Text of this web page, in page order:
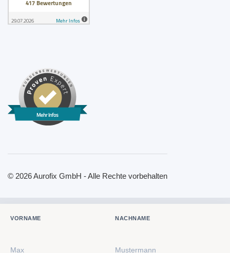
Mehr Infos
© 2026 Aurofix GmbH - Alle Rechte vorbehalten
VORNAME NACHNAME